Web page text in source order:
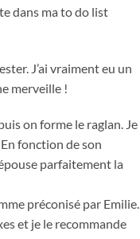
dans ma to do list
J’ai vraiment eu un
merveille !
on forme le raglan. Je
fonction de son
parfaitement la
préconisé par Emilie.
et je le recommande